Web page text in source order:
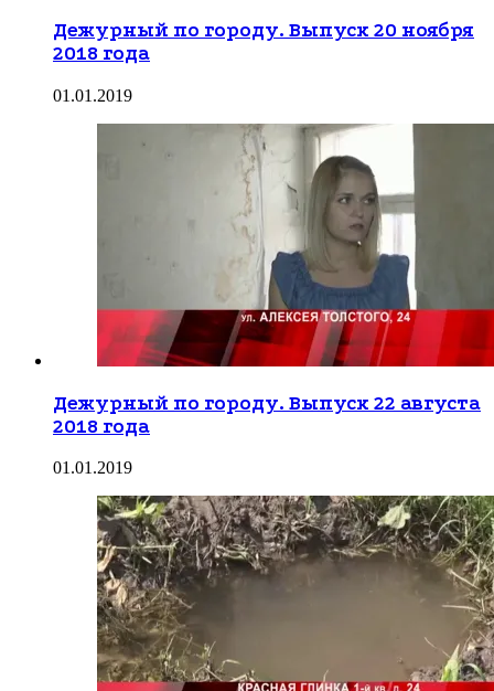
Дежурный по городу. Выпуск 20 ноября
2018 года
01.01.2019
Дежурный по городу. Выпуск 22 августа
2018 года
01.01.2019